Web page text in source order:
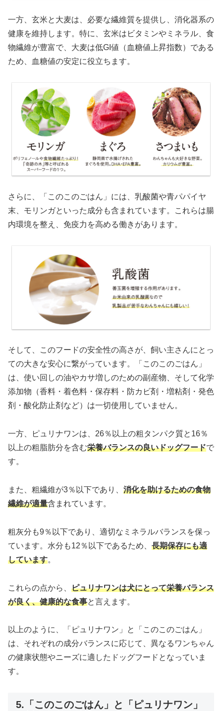
一方、玄米と大麦は、必要な繊維質を提供し、消化器系の
健康を維持します。特に、玄米はビタミンやミネラル、食
物繊維が豊富で、大麦は低GI値（血糖値上昇指数）である
ため、血糖値の安定に役立ちます。
さらに、「このこのごはん」には、乳酸菌や青パパイヤ
末、モリンガといった成分も含まれています。これらは腸
内環境を整え、免疫力を高める働きがあります。
そして、このフードの安全性の高さが、飼い主さんにとっ
ての大きな安心に繋がっています。「このこのごはん」
は、使い回しの油やカサ増しのための副産物、そして化学
添加物（香料・着色料・保存料・防カビ剤・増粘剤・発色
剤・酸化防止剤など）は一切使用していません。
一方、ピュリナワンは、26％以上の粗タンパク質と16％
以上の粗脂肪分を含む栄養バランスの良いドッグフードで
す。
また、粗繊維が3％以下であり、 消化を助けるための食物
繊維が適量含まれています。
粗灰分も9％以下であり、適切なミネラルバランスを保っ
ています。水分も12％以下であるため、 長期保存にも適
しています。
これらの点から、 ピュリナワンは犬にとって栄養バランス
が良く、健康的な食事と言えます。
以上のように、「ピュリナワン」と「このこのごはん」
は、それぞれの成分バランスに応じて、異なるワンちゃん
の健康状態やニーズに適したドッグフードとなっていま
す。
5.「このこのごはん」と「ピュリナワン」